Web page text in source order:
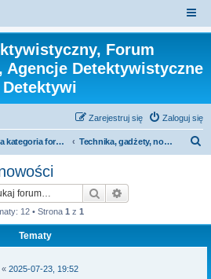
Forum
Agencje Detektywistyczne
Detektywi
Zaloguj się
Zarejestruj się
Główna kategoria forum Technika, gadżety, nowości
Szukaj
12 • Strona 1 z 1
Tematy
« 2025-07-23, 19:52